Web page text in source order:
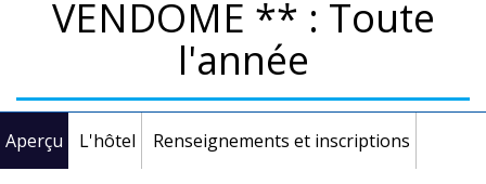
VENDOME ** : Toute
l'année
Aperçu L'hôtel Renseignements et inscriptions